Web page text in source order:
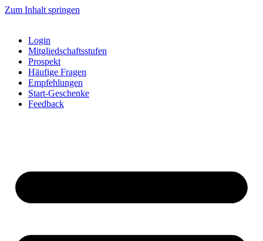
Zum Inhalt springen
Login
Mitgliedschaftsstufen
Prospekt
Häufige Fragen
Empfehlungen
Start-Geschenke
Feedback